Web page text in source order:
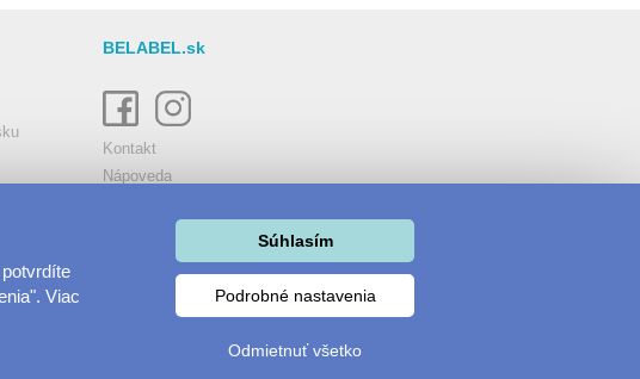
BELABEL.sk
Kontakt
Nápoveda
Obchodné podmienky
Viac
Súhlasím
Podrobné nastavenia
Odmietnuť všetko